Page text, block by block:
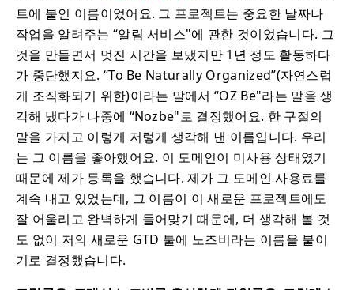
트에 붙인 이름이었어요. 그 프로젝트는 중요한 날짜나
작업을 알려주는 “알림 서비스"에 관한 것이었습니다. 그
것을 만들면서 멋진 시간을 보냈지만 1년 정도 활동하다
가 중단했지요. “To Be Naturally Organized”(자연스럽
게 조직화되기 위한)이라는 말에서 “OZ Be"라는 말을 생
각해 냈다가 나중에 “Nozbe"로 결정했어요. 한 구절의
말을 가지고 이렇게 저렇게 생각해 낸 이름입니다. 우리
는 그 이름을 좋아했어요. 이 도메인이 미사용 상태였기
때문에 제가 등록을 했습니다. 제가 그 도메인 사용료를
계속 내고 있었는데, 그 이름이 이 새로운 프로젝트에도
잘 어울리고 완벽하게 들어맞기 때문에, 더 생각해 볼 것
도 없이 저의 새로운 GTD 툴에 노즈비라는 이름을 붙이
기로 결정했습니다.